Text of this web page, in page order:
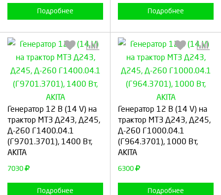
Подробнее Подробнее
Генератор 12 В (14 V) на
трактор МТЗ Д243, Д245,
Д-260 Г1400.04.1
(Г9701.3701), 1400 Вт,
AKITA
7030
Подробнее
Выберите количество:
Продолжить Отмена
Генератор 12 В (14 V) на
трактор МТЗ Д243, Д245,
Д-260 Г1000.04.1
(Г964.3701), 1000 Вт,
AKITA
6300
Подробнее
Выберите количество:
Продолжить Отмена